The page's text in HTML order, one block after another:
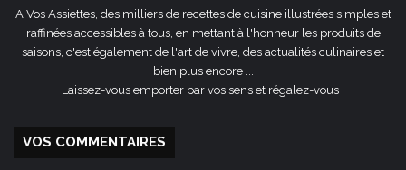
A Vos Assiettes, des milliers de recettes de cuisine illustrées simples et
raffinées accessibles à tous, en mettant à l'honneur les produits de
saisons, c'est également de l'art de vivre, des actualités culinaires et
bien plus encore ...
Laissez-vous emporter par vos sens et régalez-vous !
VOS COMMENTAIRES